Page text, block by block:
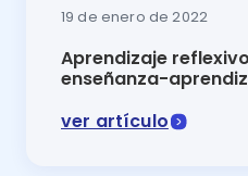
19 de enero de 2022
Aprendizaje
enseñanza-
ver artículo